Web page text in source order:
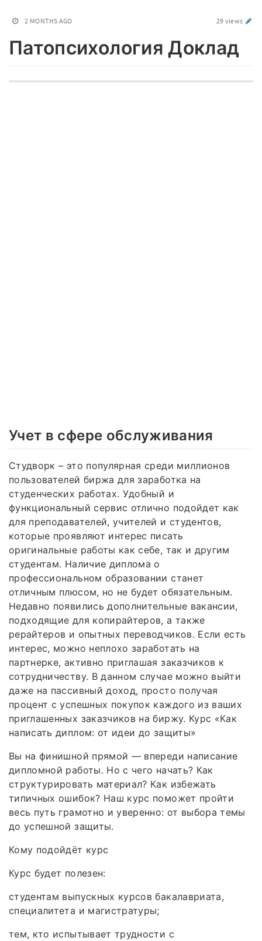
2 MONTHS AGO 29 views
Патопсихология Доклад
Учет в сфере обслуживания
Студворк – это популярная среди миллионов
пользователей биржа для заработка на
студенческих работах. Удобный и
функциональный сервис отлично подойдет как
для преподавателей, учителей и студентов,
которые проявляют интерес писать
оригинальные работы как себе, так и другим
студентам. Наличие диплома о
профессиональном образовании станет
отличным плюсом, но не будет обязательным.
Недавно появились дополнительные вакансии,
подходящие для копирайтеров, а также
рерайтеров и опытных переводчиков. Если есть
интерес, можно неплохо заработать на
партнерке, активно приглашая заказчиков к
сотрудничеству. В данном случае можно выйти
даже на пассивный доход, просто получая
процент с успешных покупок каждого из ваших
приглашенных заказчиков на биржу. Курс «Как
написать диплом: от идеи до защиты»
Вы на финишной прямой — впереди написание
дипломной работы. Но с чего начать? Как
структурировать материал? Как избежать
типичных ошибок? Наш курс поможет пройти
весь путь грамотно и уверенно: от выбора темы
до успешной защиты.
Кому подойдёт курс
Курс будет полезен:
студентам выпускных курсов бакалавриата,
специалитета и магистратуры;
тем, кто испытывает трудности с